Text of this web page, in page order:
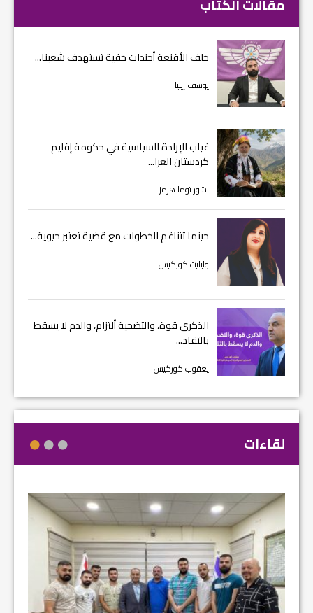
مقالات الكتاب
خلف الأقنعة أجندات خفية تستهدف شعبنا...
يوسف إيليا
غياب الإرادة السياسية في حكومة إقليم
كردستان العرا...
اشور توما هرمز
حينما تتناغم الخطوات مع قضية تعتبر حيوية...
وايليت كوركيس
الذكرى قوة، والتضحية ألتزام، والدم لا يسقط
بالتقاد...
يعقوب كوركيس
لقاءات